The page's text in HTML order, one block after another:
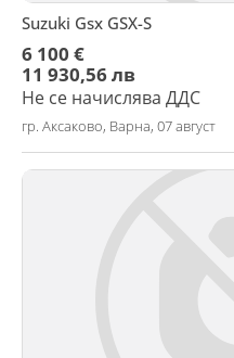
Suzuki Gsx GSX-S
6 100 €
11 930,56 лв
Не се начислява ДДС
гр. Аксаково, Варна, 07 август